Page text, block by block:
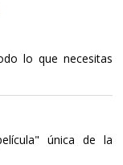
lo que necesitas
única de la